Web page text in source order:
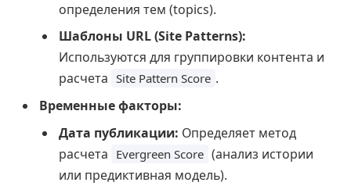
определения тем (topics).
Шаблоны URL (Site Patterns):
Используются для группировки контента и
расчета Site Pattern Score .
Временные факторы:
Дата публикации: Определяет метод
расчета Evergreen Score (анализ истории
или предиктивная модель).